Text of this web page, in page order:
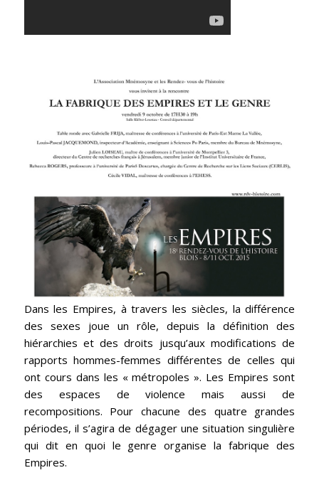
Dans les Empires, à travers les siècles, la différence
des sexes joue un rôle, depuis la définition des
hiérarchies et des droits jusqu’aux modifications de
rapports hommes-femmes différentes de celles qui
ont cours dans les « métropoles ». Les Empires sont
des espaces de violence mais aussi de
recompositions. Pour chacune des quatre grandes
périodes, il s’agira de dégager une situation singulière
qui dit en quoi le genre organise la fabrique des
Empires.